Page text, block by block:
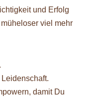
und Erfolg
viel mehr
damit Du